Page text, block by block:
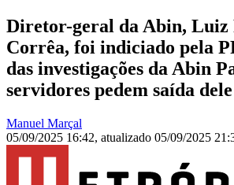
Diretor-geral da Abin, Luiz
Corrêa, foi indiciado pela
das investigações da Abin
servidores pedem saída dele
Manuel Marçal
05/09/2025 16:42, atualizado 05/09/2025